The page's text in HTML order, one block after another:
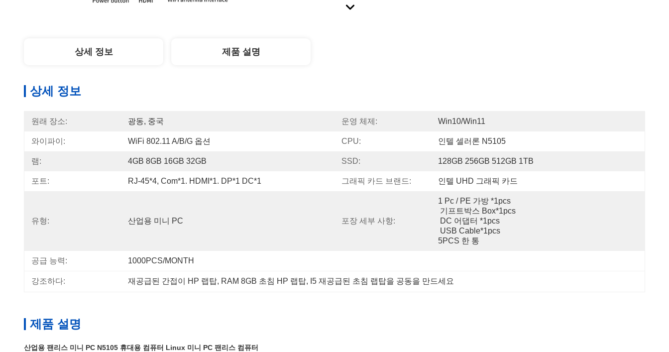
상세 정보 제품 설명
상세 정보
원래 장소: 광동, 중국 운영 체제: Win10/win11
와이파이: WiFi 802.11 A/b/g 옵션 CPU: 인텔 셀러론 N5105
램: 4GB 8GB 16GB 32GB SSD: 128GB 256GB 512GB 1TB
포트: RJ-45*4, Com*1. HDMI*1. DP*1 DC*1 그래픽 카드 브랜드: 인텔 UHD 그래픽 카드
유형: 산업용 미니 PC 포장 세부 사항:
1 Pc / PE 가방 *1pcs
기프트박스 Box*1pcs
DC 어댑터 *1pcs
USB Cable*1pcs
5PCS 한 통
공급 능력: 1000PCS/MONTH
강조하다: 재공급된 간접이 HP 랩탑, RAM 8GB 초침 HP 랩탑, I5 재공급된 초침 랩탑을 공동을 만드세요
제품 설명
산업용 팬리스 미니 PC N5105 휴대용 컴퓨터 Linux 미니 PC 팬리스 컴퓨터